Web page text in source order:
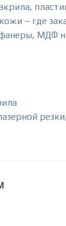
– где
МДФ